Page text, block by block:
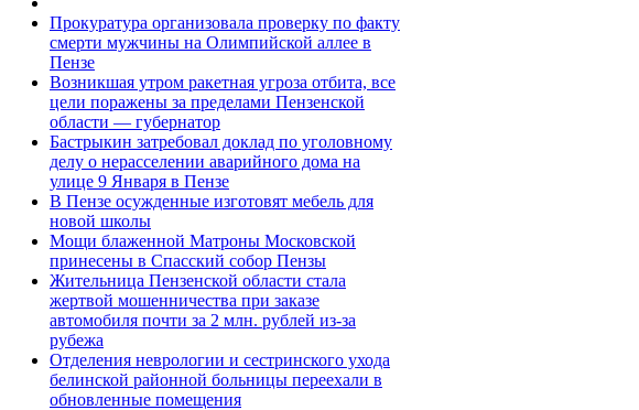
Прокуратура организовала проверку по факту
смерти мужчины на Олимпийской аллее в
Пензе
Возникшая утром ракетная угроза отбита, все
цели поражены за пределами Пензенской
области — губернатор
Бастрыкин затребовал доклад по уголовному
делу о нерасселении аварийного дома на
улице 9 Января в Пензе
В Пензе осужденные изготовят мебель для
новой школы
Мощи блаженной Матроны Московской
принесены в Спасский собор Пензы
Жительница Пензенской области стала
жертвой мошенничества при заказе
автомобиля почти за 2 млн. рублей из-за
рубежа
Отделения неврологии и сестринского ухода
белинской районной больницы переехали в
обновленные помещения